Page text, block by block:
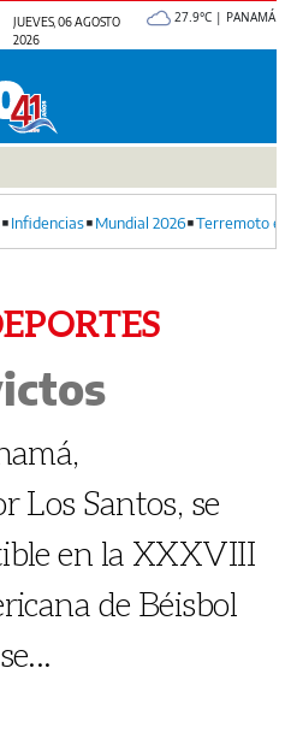
JUEVES, 06 AGOSTO
2026
27.9°C | PANAMÁ
Infidencias Mundial 2026 Terremoto
Los Santos, se
en la XXXVIII
de Béisbol